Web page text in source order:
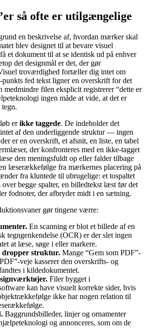
så ofte er utilgængelige
en beskrivelse af, hvordan mærker skal
blev designet til at bevare visuel
et dokument til at se identisk ud på enhver
det designmål er det, der gør
troværdighed fortæller dig intet om
fed tekst ligner en overskrift for det
medmindre filen eksplicit registrerer “dette er
ingen måde at vide, at det er
tegn.
erikke taggede. De indeholder det
af den underliggende struktur — ingen
er en overskrift, et afsnit, en liste, en tabel
der konfronteres med en ikke-tagget
den meningsfuldt op eller falder tilbage
læserækkefølge fra mærkernes placering på
fra kluntede til ubrugelige: et tospaltet
begge spalter, en billedtekst læst før det
fodnoter, der afbryder midt i en sætning.
gør tingene værre:
En scanning er blot et billede af en
tegngenkendelse (OCR) er der slet ingen
at læse, søge i eller markere.
dropper struktur. Mange “Gem som PDF”-
veje kasserer den overskrifts- og
i kildedokumentet.
Filer bygget i
kan have visuelt korrekte sider, hvis
ikke har nogen relation til
Baggrundsbilleder, linjer og ornamenter
og annonceres, som om de